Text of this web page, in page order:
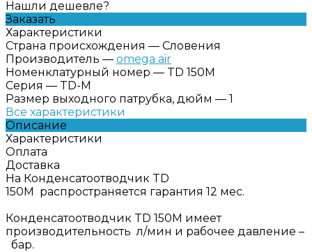
Нашли дешевле?
Заказать
Характеристики
Страна происхождения — Словения
Производитель — omega air
Номенклатурный номер — TD 150M
Серия — TD-M
Размер выходного патрубка, дюйм — 1
Все характеристики
Описание
Характеристики
Оплата
Доставка
На Конденсатоотводчик TD
150M распространяется гарантия 12 мес.
Конденсатоотводчик TD 150M имеет
производительность л/мин и рабочее давление –
бар.